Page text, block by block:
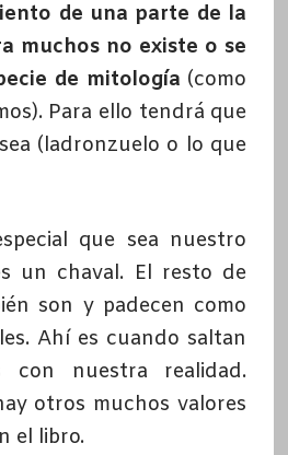
de una parte de la
muchos no existe o se
de mitología (como
Para ello tendrá que
(ladronzuelo o lo que
que sea nuestro
un chaval. El resto de
son y padecen como
Ahí es cuando saltan
con nuestra realidad.
otros muchos valores
el libro.